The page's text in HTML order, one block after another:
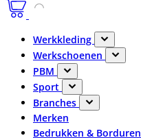
Werkkleding
Werkschoenen
PBM
Sport
Branches
Merken
Bedrukken & Borduren